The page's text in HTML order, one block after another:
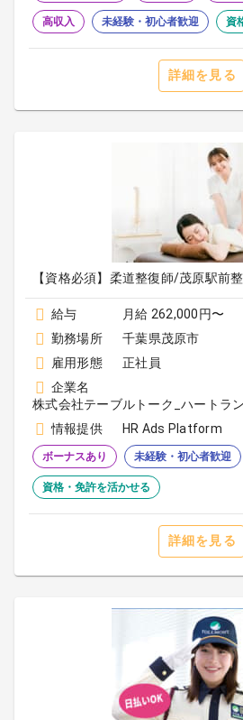
高収入 未経験・初心者歓迎 資
詳細を見る
【資格必須】柔道整復師/茂原駅前
給与
月給 262,000円〜
勤務場所
千葉県茂原市
雇用形態
正社員
企業名
株式会社テーブルトーク_ハートラ
情報提供
HR Ads Platform
ボーナスあり 未経験・初心者歓迎
資格・免許を活かせる
詳細を見る